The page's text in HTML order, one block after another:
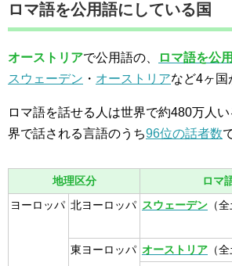
ロマ語を公用語にしている国
オーストリアで公用語の、 ロマ語を公
スウェーデン ・ オーストリアなど4ヶ国
ロマ語を話せる人は世界で約480万人
界で話される言語のうち96位の話者数
地理区分 ロマ
ヨーロッパ 北ヨーロッパ スウェーデン （全
東ヨーロッパ オーストリア （全